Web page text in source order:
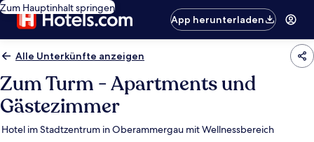
Zum Hauptinhalt springen
App herunterladen
Alle Unterkünfte anzeigen
Zum Turm - Apartments und
Gästezimmer
Hotel im Stadtzentrum in Oberammergau mit Wellnessbereich